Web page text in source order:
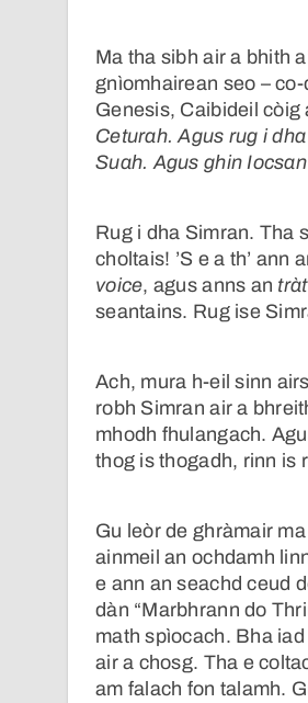
Ma tha sibh air a bhith
gnìomhairean seo – co-
Genesis, Caibideil
Ceturah. Agus rug i
Suah. Agus ghin
Rug i dha Simran. Tha
choltais! ’S e a th’ ann
voice, agus anns an
seantains. Rug ise
Ach, mura h-eil sinn
robh Simran air a
mhodh fhulangach.
thog is thogadh, rinn is
Gu leòr de ghràmair
ainmeil an ochdamh
e ann an seachd ceud
dàn “Marbhrann do
math spìocach. Bha
air a chosg. Tha e
am falach fon talamh.